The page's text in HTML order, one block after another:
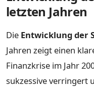
letzten Jahren
Die Entwicklung der
Jahren zeigt einen
Finanzkrise im Jahr
sukzessive verringert